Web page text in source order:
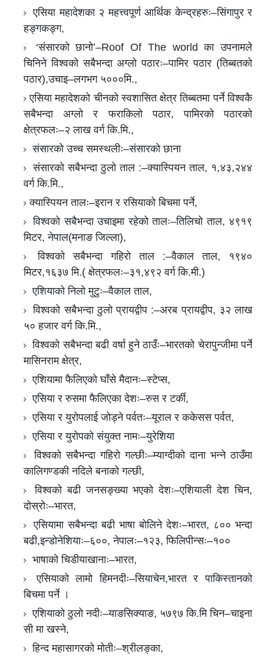
एसिया महादेशका २ महत्त्वपूर्ण आर्थिक केन्द्रहरुः–सिंगापुर र
हङ्गकङ्ग,
‘संसारको छानो’–Roof Of The world का उपनामले
चिनिने विश्वको सबैभन्दा अग्लो पठारः–पामिर पठार (तिब्बतको
पठार),उचाइ–लगभग ५०००मि.,
एसिया महादेशको चीनको स्वशासित क्षेत्र तिब्बतमा पर्ने विश्वकै
सबैभन्दा अग्लो र फराकिलो पठार, पामिरको पठारको
क्षेत्रफलः–२ लाख वर्ग कि.मि.,
संसारको उच्च समस्थलीः–संसारको छाना
संसारको सबैभन्दा ठुलो ताल :–क्यास्पियन ताल, १,४३,२४४
वर्ग कि.मि.,
क्यास्पियन तालः–इरान र रसियाको बिचमा पर्ने,
विश्वको सबैभन्दा उचाइमा रहेको तालः–तिलिचो ताल, ४९१९
मिटर, नेपाल(मनाङ जिल्ला),
विश्वको सबैभन्दा गहिरो ताल :–वैकाल ताल, १९४०
मिटर,१६३७ मि.( क्षेत्रफलः–३१,४९२ वर्ग कि.मी.)
एशियाको निलो मुटुः–वैकाल ताल,
विश्वको सबैभन्दा ठुलो प्रायद्वीप :–अरब प्रायद्वीप, ३२ लाख
५० हजार वर्ग कि.मि.,
विश्वको सबैभन्दा बढी वर्षा हुने ठाउँः–भारतको चेरापुन्जीमा पर्ने
मासिनराम क्षेत्र,
एशियामा फैलिएको घाँसे मैदानः–स्टेप्स,
एसिया र रुसमा फैलिएका देशः–रुस र टर्की,
एसिया र युरोपलाई जोड्ने पर्वतः–यूराल र ककेसस पर्वत,
एसिया र युरोपको संयुक्त नामः–युरेशिया
विश्वको सबैभन्दा गहिरो गल्छीः–म्याग्दीको दाना भन्ने ठाउँमा
कालिगण्डकी नदिले बनाको गल्छी,
विश्वको बढी जनसङ्ख्या भएको देशः–एशियाली देश चिन,
दोस्रोः–भारत,
एसियामा सबैभन्दा बढी भाषा बोलिने देशः–भारत, ८०० भन्दा
बढी,इन्डोनेशियाः–६००, नेपालः–१२३, फिलिपीन्सः–१००
भाषाको चिडीयाखानाः–भारत,
एसियाको लामो हिमनदीः–सियाचेन,भारत र पाकिस्तानको
बिचमा पर्ने ।
एशियाको ठुलो नदीः–याङसिक्याङ, ५७९७ कि.मि चिन–चाइना
सी मा खस्ने,
हिन्द महासागरको मोतीः–श्रीलङ्का,